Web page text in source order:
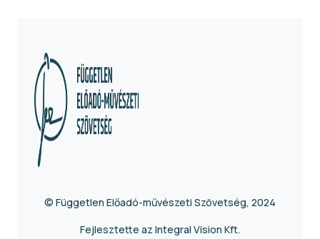
© Független Előadó-művészeti Szövetség, 2024
Fejlesztette az Integral Vision Kft.